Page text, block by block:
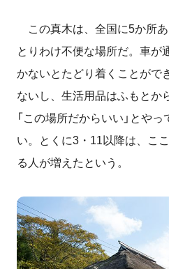
この真木は、全国に5か所あ
とりわけ不便な場所だ。車が
かないとたどり着くことがで
ないし、生活用品はふもとか
「この場所だからいい」とや
い。とくに3・11以降は、こ
る人が増えたという。